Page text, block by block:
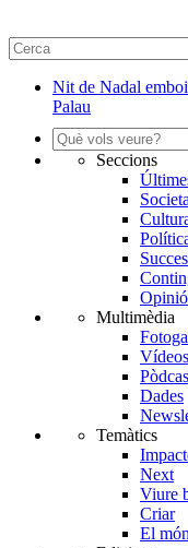
Nit de Nadal
Palau
Seccions
Opinió
Multimèdia
Vídeos
Dades
Temàtics
Next
Viure
Criar
El